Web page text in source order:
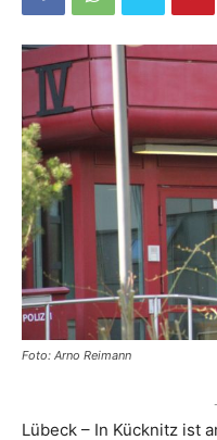
Foto: Arno Reimann
Lübeck – In Kücknitz ist